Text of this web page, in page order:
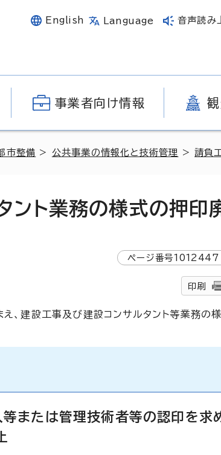
English Language 音声読み
事業者向け情報 観
市整備 > 公共事業の情報化と技術管理 >請負
ント業務の様式の押印
ページ番号1012447
印刷
、建設工事及び建設コンサルタント等業務の様
または管理技術者等の認印を求